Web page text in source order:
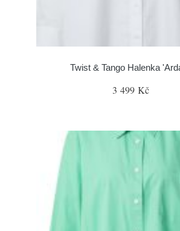
Twist & Tango Halenka
3 499 Kč